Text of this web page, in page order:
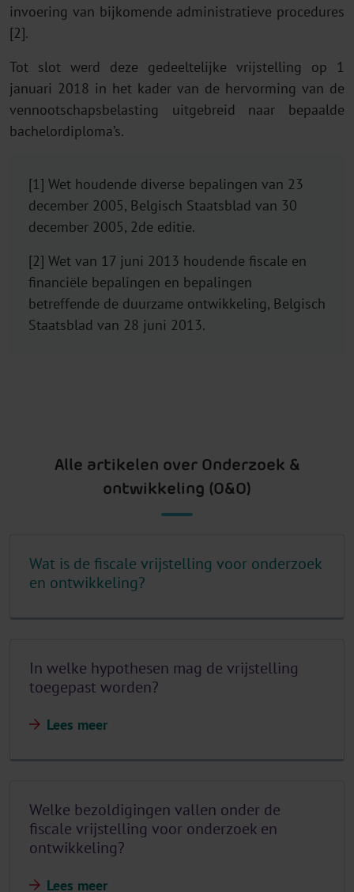
invoering van bijkomende administratieve procedures
[2].
Tot slot werd deze gedeeltelijke vrijstelling op 1
januari 2018 in het kader van de hervorming van de
vennootschapsbelasting uitgebreid naar bepaalde
bachelordiploma’s.
[1] Wet houdende diverse bepalingen van 23
december 2005, Belgisch Staatsblad van 30
december 2005, 2de editie.
[2] Wet van 17 juni 2013 houdende fiscale en
financiële bepalingen en bepalingen
betreffende de duurzame ontwikkeling, Belgisch
Staatsblad van 28 juni 2013.
Alle artikelen over Onderzoek &
ontwikkeling (O&O)
Wat is de fiscale vrijstelling voor onderzoek
en ontwikkeling?
In welke hypothesen mag de vrijstelling
toegepast worden?
Lees meer
Welke bezoldigingen vallen onder de
fiscale vrijstelling voor onderzoek en
ontwikkeling?
Lees meer